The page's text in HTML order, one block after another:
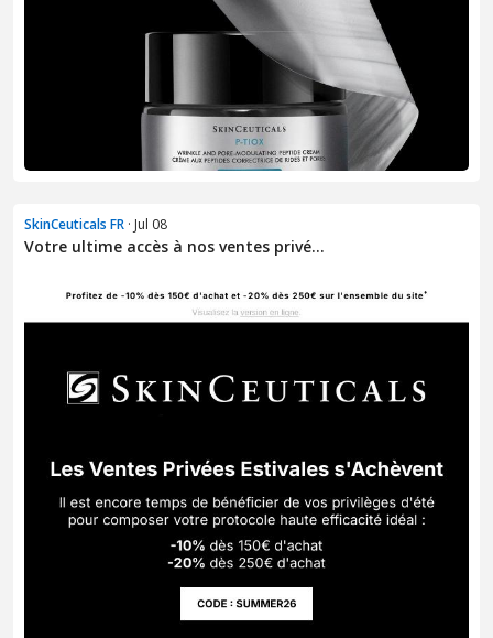
SkinCeuticals FR · Jul 08
Votre ultime accès à nos ventes privé...